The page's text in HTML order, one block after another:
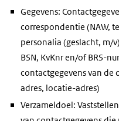
Gegevens:
correspondentie (NAW,
personalia (geslacht, m/
BSN, KvKnr en/of BRS-
contactgegevens van
adres, locatie-adres)
Verzameldoel: